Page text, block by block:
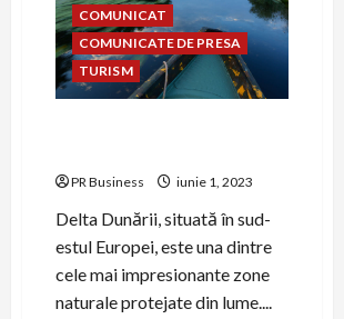
COMUNICAT
COMUNICATE DE PRESA
TURISM
PR Business iunie 1, 2023
Delta Dunării, situată în sud-
estul Europei, este una dintre
cele mai impresionante zone
naturale protejate din lume....